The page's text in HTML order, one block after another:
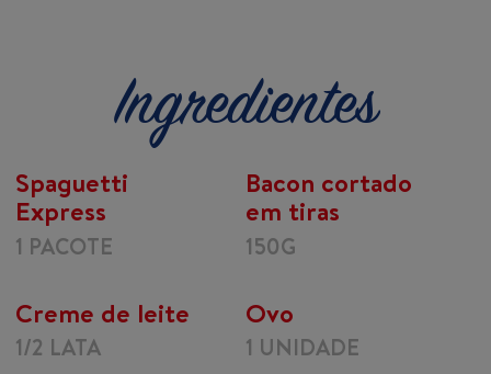
Ingredientes
Spaguetti
Express
1 PACOTE
Bacon cortado
em tiras
150G
Creme de leite
1/2 LATA
Ovo
1 UNIDADE